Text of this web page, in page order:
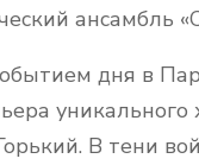
ансамбль
дня в
уникального
В тени